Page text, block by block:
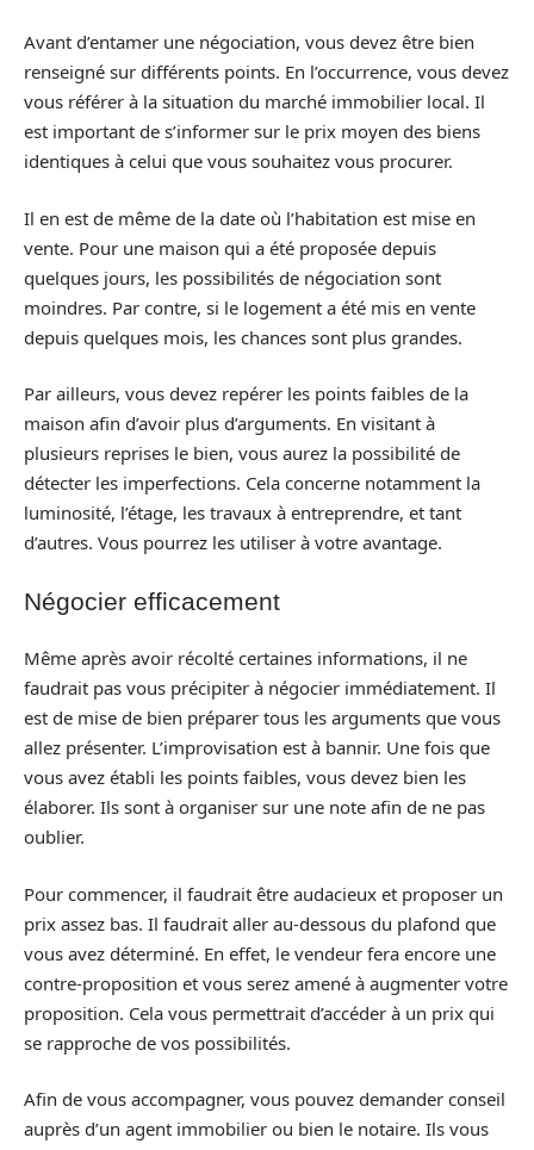
Avant d’entamer une négociation, vous devez être bien
renseigné sur différents points. En l’occurrence, vous devez
vous référer à la situation du marché immobilier local. Il
est important de s’informer sur le prix moyen des biens
identiques à celui que vous souhaitez vous procurer.
Il en est de même de la date où l’habitation est mise en
vente. Pour une maison qui a été proposée depuis
quelques jours, les possibilités de négociation sont
moindres. Par contre, si le logement a été mis en vente
depuis quelques mois, les chances sont plus grandes.
Par ailleurs, vous devez repérer les points faibles de la
maison afin d’avoir plus d’arguments. En visitant à
plusieurs reprises le bien, vous aurez la possibilité de
détecter les imperfections. Cela concerne notamment la
luminosité, l’étage, les travaux à entreprendre, et tant
d’autres. Vous pourrez les utiliser à votre avantage.
Négocier efficacement
Même après avoir récolté certaines informations, il ne
faudrait pas vous précipiter à négocier immédiatement. Il
est de mise de bien préparer tous les arguments que vous
allez présenter. L’improvisation est à bannir. Une fois que
vous avez établi les points faibles, vous devez bien les
élaborer. Ils sont à organiser sur une note afin de ne pas
oublier.
Pour commencer, il faudrait être audacieux et proposer un
prix assez bas. Il faudrait aller au-dessous du plafond que
vous avez déterminé. En effet, le vendeur fera encore une
contre-proposition et vous serez amené à augmenter votre
proposition. Cela vous permettrait d’accéder à un prix qui
se rapproche de vos possibilités.
Afin de vous accompagner, vous pouvez demander conseil
auprès d’un agent immobilier ou bien le notaire. Ils vous